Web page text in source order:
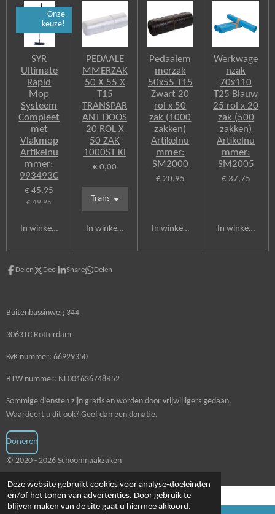
Deze website gebruikt cookies voor analyse-doeleinden
en/of het tonen van advertenties. Door gebruik te
blijven maken van de site gaat u hiermee akkoord.
Onze
keuze!
SYR
Ultimate
Rapid
Mop
Systeem
Compleet
met
Vlakmop
Artikelnu
mmer:
993493C
€ 45,95
€ 49,95
In winkelwagen
PEDAALE
MMERZAK
50 X 55 X
T15
TRANSPAR
ANT DOOS
20 ROL X
50 ZAK
1000ST Kl
€ 0,00
In winkelwagen
Pedaalem
merzak
50x55 T15
Zwart 20
rol x 50
zak (1000
zakken)
Artikelnu
mmer:
SM2000
€ 20,95
In winkelwagen
Werkwage
nzak
70x110
T25 Blauw
25 rol x 20
zak (500
zakken)
Artikelnu
mmer:
SM2005
€ 37,75
In winkelwagen
Delen Deel Share Delen
Buitenbassinweg 344
3063TC Rotterdam
KvK nummer: 66929350
BTW nummer: NL001636748B52
Sommige diensten zijn gratis en worden door vrijwilligers gedaan.
Waardeert u dit ook? Geef dan een donatie.
Doneren
© 2020 - 2026 Schoonmaakzaken